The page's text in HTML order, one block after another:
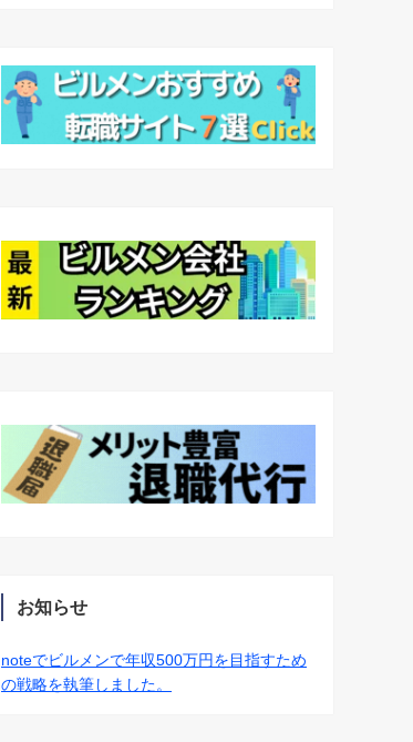
お知らせ
noteでビルメンで年収500万円を目指すため
の戦略を執筆しました。